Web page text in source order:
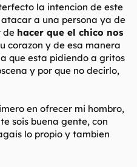
la intencion de este
a una persona ya de
de hacer que el chico nos
corazon y de esa manera
que esta pidiendo a gritos
y por que no decirlo,
en ofrecer mi hombro,
sois buena gente, con
lo propio y tambien